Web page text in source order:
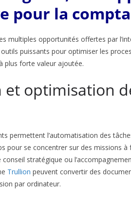
pour la
multiples opportunités offertes par
puissants pour optimiser les
plus forte valeur ajoutée.
optimisation
permettent l’automatisation des
pour se concentrer sur des missions à
conseil stratégique ou
Trullion peuvent convertir des
par ordinateur.